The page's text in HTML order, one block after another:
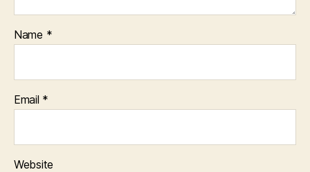
Name *
Email *
Website